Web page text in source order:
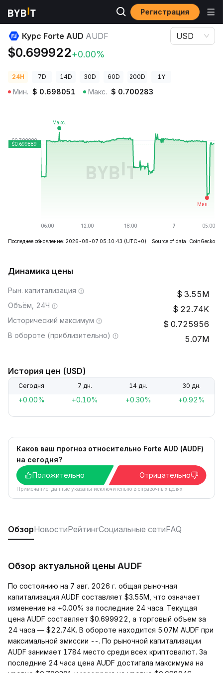
Регистрация
Цены криптовалют Курс Forte AUD AUDF
Курс Forte AUD AUDF
$0.699922+0.00%
USD
24H 7D 14D 30D 60D 200D 1Y
Мин. $ 0.698051 Макс. $ 0.700283
Последнее обновление: 2026-08-07 05:10:43 (UTC+0) Source of data: CoinGecko
Динамика цены
Рын. капитализация 3.55M
Объём, 24Ч 22.74K
Исторический максимум 0.725956
В обороте (приблизительно) 5.07M
История цен (USD)
Сегодня 7 дн. 14 дн. 30 дн.
+0.00% +0.10% +0.30% +0.92%
Каков ваш прогноз относительно Forte AUD (AUDF)
на сегодня?
Положительно
Отрицательно
Примечание: данные указаны исключительно в справочных целях.
ОбзорНовостиРейтингСоциальные сетиFAQ
Обзор актуальной цены AUDF
По состоянию на 7 авг. 2026 г. общая рыночная
капитализация AUDF составляет $3.55M, что означает
изменение на +0.00% за последние 24 часа. Текущая
цена AUDF составляет $0.699922, а торговый объем за
24 часа — $22.74K. В обороте находится 5.07M AUDF при
максимальной эмиссии --. По рыночной капитализации
AUDF занимает 1784 место среди всех криптовалют. За
последние 24 часа цена AUDF достигала максимума на